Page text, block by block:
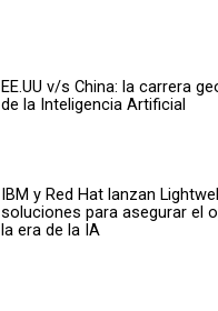
EE.UU v/s China: la carrera
de la Inteligencia Artificial
IBM y Red Hat lanzan
soluciones para asegurar el
la era de la IA